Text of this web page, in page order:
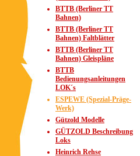
BTTB (Berliner TT
Bahnen)
BTTB (Berliner TT
Bahnen) Faltblätter
BTTB (Berliner TT
Bahnen) Gleispläne
BTTB
Bedienungsanleitungen
LOK´s
ESPEWE (Spezial-Präge-
Werk)
Gützold Modelle
GÜTZOLD Beschreibung
Loks
Heinrich Rehse